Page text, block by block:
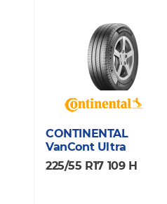
CONTINENTAL
VanCont Ultra
225/55 R17 109 H